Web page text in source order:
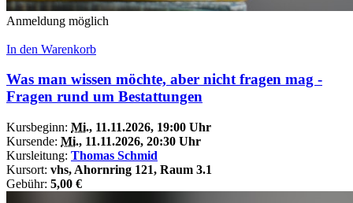
Anmeldung möglich
In den Warenkorb
Was man wissen möchte, aber nicht fragen mag -
Fragen rund um Bestattungen
Kursbeginn: Mi., 11.11.2026, 19:00 Uhr
Kursende: Mi., 11.11.2026, 20:30 Uhr
Kursleitung: Thomas Schmid
Kursort: vhs, Ahornring 121, Raum 3.1
Gebühr: 5,00 €